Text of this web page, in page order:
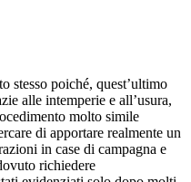
stesso poiché, quest’ultimo
alle intemperie e all’usura,
molto simile
di apportare realmente un
in case di campagna e
richiedere